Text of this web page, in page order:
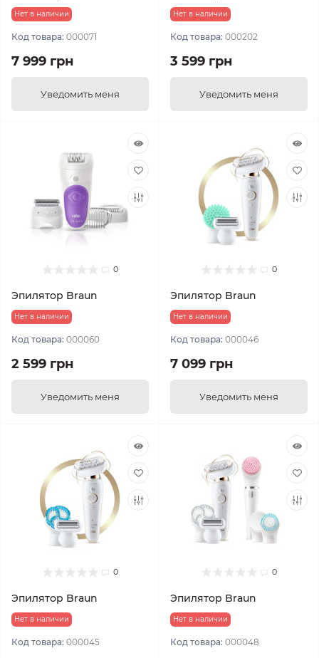
Нет в наличии
Код товара: 000071
7 999 грн
Уведомить меня
Нет в наличии
Код товара: 000202
3 599 грн
Уведомить меня
0
Эпилятор Braun
Нет в наличии
Код товара: 000060
2 599 грн
Уведомить меня
0
Эпилятор Braun
Нет в наличии
Код товара: 000046
7 099 грн
Уведомить меня
0
Эпилятор Braun
Нет в наличии
Код товара: 000045
0
Эпилятор Braun
Нет в наличии
Код товара: 000048